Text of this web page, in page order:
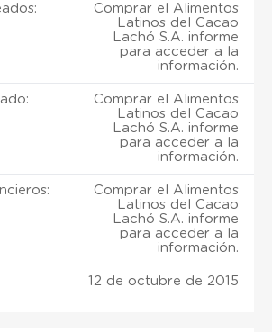
Comprar el Alimentos
Latinos del Cacao
Lachó S.A. informe
para acceder a la
información.
Comprar el Alimentos
Latinos del Cacao
Lachó S.A. informe
para acceder a la
información.
Comprar el Alimentos
Latinos del Cacao
Lachó S.A. informe
para acceder a la
información.
12 de octubre de 2015